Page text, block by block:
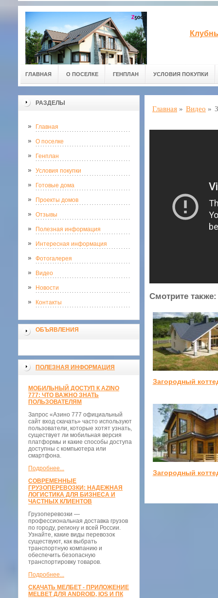
ГЛАВНАЯ О ПОСЕЛКЕ ГЕНПЛАН УСЛОВИЯ ПОКУПКИ
РАЗДЕЛЫ
Главная
О поселке
Генплан
Условия покупки
Готовые дома
Проекты домов
Отзывы
Полезная информация
Интересная информация
Фотогалерея
Видео
Новости
Контакты
ОБЪЯВЛЕНИЯ
ПОЛЕЗНАЯ ИНФОРМАЦИЯ
МОБИЛЬНЫЙ ДОСТУП К AZINO
777: ЧТО ВАЖНО ЗНАТЬ
ПОЛЬЗОВАТЕЛЯМ
Запрос «Азино 777 официальный
сайт вход скачать» часто используют
пользователи, которые хотят узнать,
существует ли мобильная версия
платформы и какие способы доступа
доступны с компьютера или
смартфона.
Подробнее...
СОВРЕМЕННЫЕ
ГРУЗОПЕРЕВОЗКИ: НАДЕЖНАЯ
ЛОГИСТИКА ДЛЯ БИЗНЕСА И
ЧАСТНЫХ КЛИЕНТОВ
Грузоперевозки —
профессиональная доставка грузов
по городу, региону и всей России.
Узнайте, какие виды перевозок
существуют, как выбрать
транспортную компанию и
обеспечить безопасную
транспортировку товаров.
Подробнее...
СКАЧАТЬ МЕЛБЕТ - ПРИЛОЖЕНИЕ
MELBET ДЛЯ ANDROID, IOS И ПК
Главная » Видео »
Смотрите также:
Загородный
Загородный